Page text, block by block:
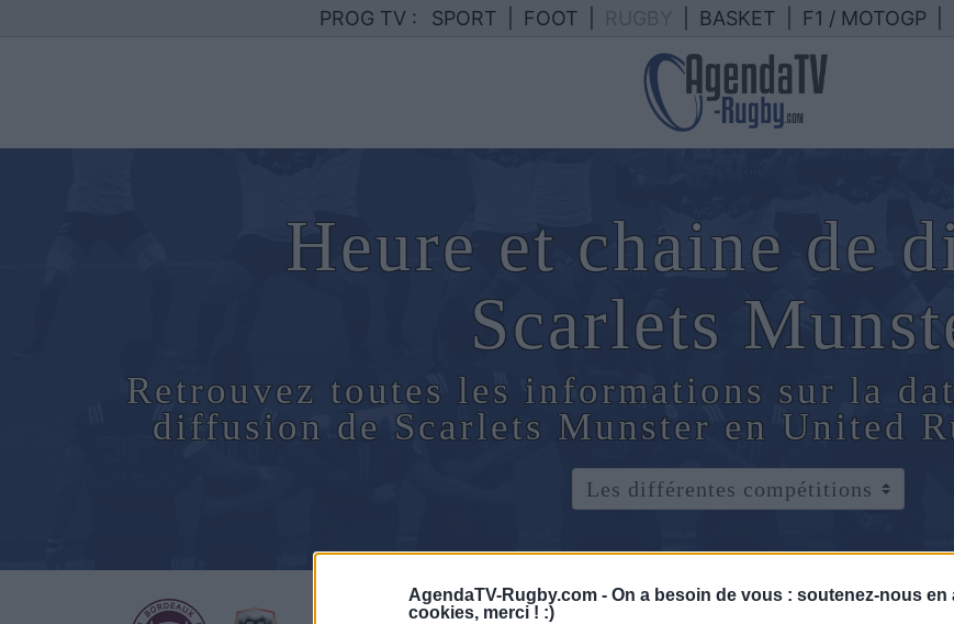
AgendaTV-Rugby.com - On a besoin de vous : soutenez-nous en
cookies, merci ! :)
PROG TV : SPORT FOOT BASKET F1 / MOTOGP
Heure et chaine de
Scarlets
Retrouvez toutes les informations sur la
diffusion de Scarlets Munster en United